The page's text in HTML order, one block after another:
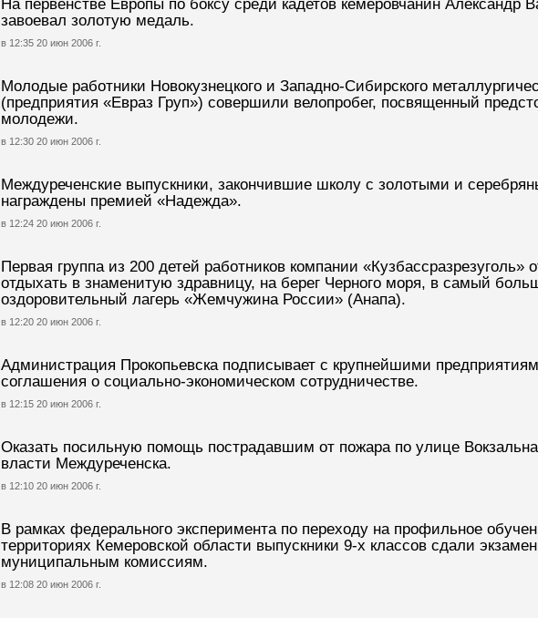
На первенстве Европы по боксу среди кадетов кемеровчанин Александр
завоевал золотую медаль.
в 12:35 20 июн 2006 г.
Молодые работники Новокузнецкого и Западно-Сибирского
(предприятия «Евраз Груп») совершили велопробег, посвященный
молодежи.
в 12:30 20 июн 2006 г.
Междуреченские выпускники, закончившие школу с золотыми и
награждены премией «Надежда».
в 12:24 20 июн 2006 г.
Первая группа из 200 детей работников компании «Кузбассразрезуголь»
отдыхать в знаменитую здравницу, на берег Черного моря, в самый
оздоровительный лагерь «Жемчужина России» (Анапа).
в 12:20 20 июн 2006 г.
Администрация Прокопьевска подписывает с крупнейшими
соглашения о социально-экономическом сотрудничестве.
в 12:15 20 июн 2006 г.
Оказать посильную помощь пострадавшим от пожара по улице
власти Междуреченска.
в 12:10 20 июн 2006 г.
В рамках федерального эксперимента по переходу на профильное
территориях Кемеровской области выпускники 9-х классов сдали
муниципальным комиссиям.
в 12:08 20 июн 2006 г.